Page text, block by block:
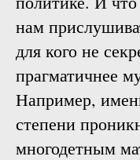
нам
для кого не
прагматичнее
Например,
степени
многодетным